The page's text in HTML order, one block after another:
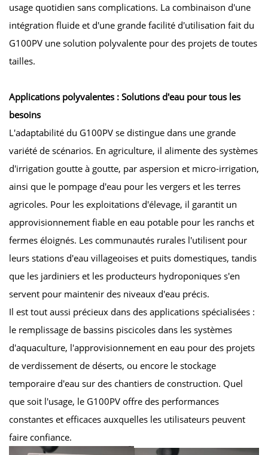
usage quotidien sans complications. La combinaison d'une
intégration fluide et d'une grande facilité d'utilisation fait du
G100PV une solution polyvalente pour des projets de toutes
tailles.
Applications polyvalentes : Solutions d'eau pour tous les
besoins
L'adaptabilité du G100PV se distingue dans une grande
variété de scénarios. En agriculture, il alimente des systèmes
d'irrigation goutte à goutte, par aspersion et micro-irrigation,
ainsi que le pompage d'eau pour les vergers et les terres
agricoles. Pour les exploitations d'élevage, il garantit un
approvisionnement fiable en eau potable pour les ranchs et
fermes éloignés. Les communautés rurales l'utilisent pour
leurs stations d'eau villageoises et puits domestiques, tandis
que les jardiniers et les producteurs hydroponiques s'en
servent pour maintenir des niveaux d'eau précis.
Il est tout aussi précieux dans des applications spécialisées :
le remplissage de bassins piscicoles dans les systèmes
d'aquaculture, l'approvisionnement en eau pour des projets
de verdissement de déserts, ou encore le stockage
temporaire d'eau sur des chantiers de construction. Quel
que soit l'usage, le G100PV offre des performances
constantes et efficaces auxquelles les utilisateurs peuvent
faire confiance.